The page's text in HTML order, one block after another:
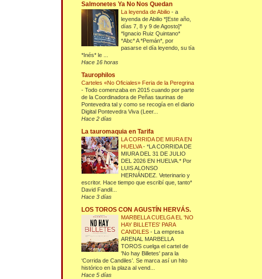
Salmonetes Ya No Nos Quedan
La leyenda de Abilio-a
leyenda de Abilio *[Este año,
días 7, 8 y 9 de Agosto]*
*Ignacio Ruiz Quintano*
*Abc* A *Pemán*, por
pasarse el día leyendo, su tía
*Inés* le ...
Hace 16 horas
Taurophilos
Carteles «No Oficiales» Feria de la Peregrina
-Todo comenzaba en 2015 cuando por parte
de la Coordinadora de Peñas taurinas de
Pontevedra tal y como se recogía en el diario
Digital Pontevedra Viva (Leer...
Hace 2 días
La tauromaquia en Tarifa
LA CORRIDA DE MIURA EN
HUELVA-*LA CORRIDA DE
MIURA DEL 31 DE JULIO
DEL 2026 EN HUELVA.* Por
LUIS ALONSO
HERNÁNDEZ. Veterinario y
escritor. Hace tiempo que escribí que, tanto*
David Fandil...
Hace 3 días
LOS TOROS CON AGUSTÍN HERVÁS.
MARBELLA CUELGA EL 'NO
HAY BILLETES' PARA
CANDILES- La empresa
ARENAL MARBELLA
TOROS cuelga el cartel de
'No hay Billetes' para la
‘Corrida de Candiles’. Se marca así un hito
histórico en la plaza al vend...
Hace 5 días